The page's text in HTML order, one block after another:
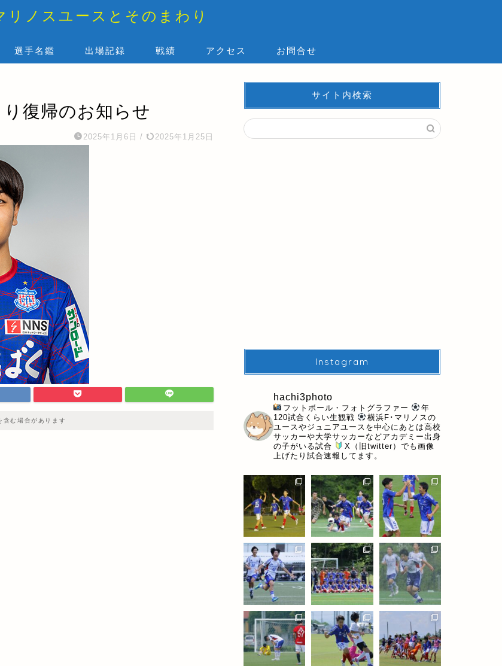
リノスユースとそのまわり
選手名鑑 出場記録 戦績 アクセス お問合せ
復帰のお知らせ
2025年1月6日 / 2025年1月25日
含む場合があります
サイト内検索
Instagram
hachi3photo
フットボール・フォトグラファー
年
120試合くらい生観戦
横浜F･マリノスの
ユースやジュニアユースを中心にあとは高校
サッカーや大学サッカーなどアカデミー出身
の子がいる試合
X（旧twitter）でも画像
上げたり試合速報してます。